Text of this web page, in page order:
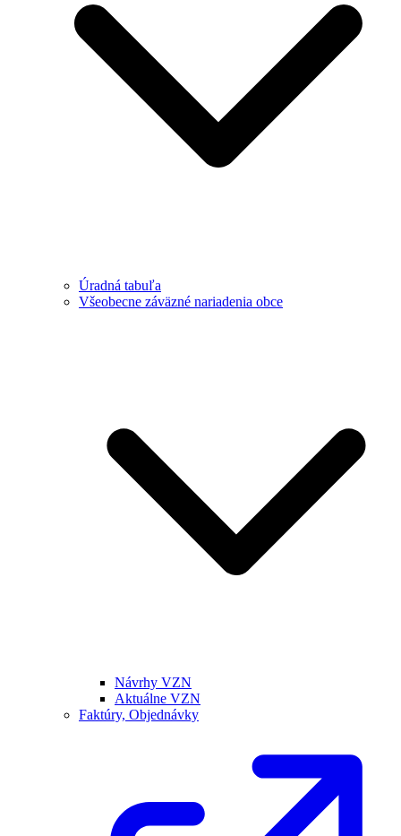
Úradná tabuľa
Všeobecne záväzné nariadenia obce
Návrhy VZN
Aktuálne VZN
Faktúry, Objednávky